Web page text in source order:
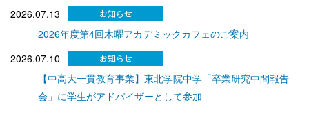
2026.07.13
2026年度第4回木曜アカデミックカフェのご案内
2026.07.10
【中高大一貫教育事業】東北学院中学「卒業研究中間報告
会」に学生がアドバイザーとして参加